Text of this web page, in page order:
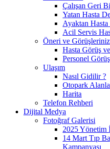
Çalışan Geri
Yatan Hasta
Ayaktan
Acil Servis
Öneri ve Görüşleriniz
Hasta Görüş
Personel
Ulaşım
Nasıl Gidilir ?
Otopark
Harita
Telefon Rehberi
Dijital Medya
Fotoğraf Galerisi
2025 Yönetim
14 Mart Tıp
Kampanyası